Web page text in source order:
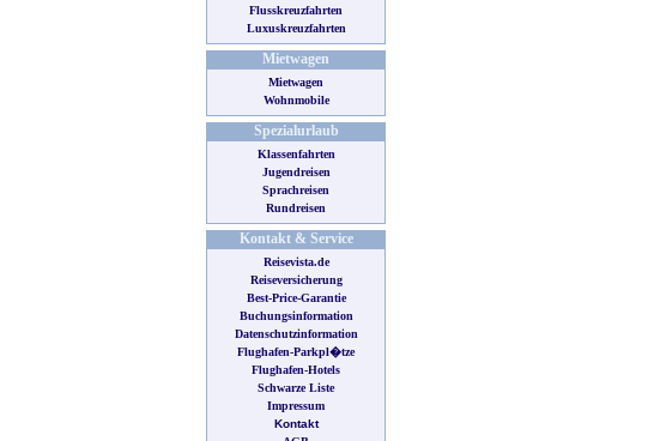
Flusskreuzfahrten
Luxuskreuzfahrten
Mietwagen
Mietwagen
Wohnmobile
Spezialurlaub
Klassenfahrten
Jugendreisen
Sprachreisen
Rundreisen
Kontakt & Service
Reisevista.de
Reiseversicherung
Best-Price-Garantie
Buchungsinformation
Datenschutzinformation
Flughafen-Parkpl�tze
Flughafen-Hotels
Schwarze Liste
Impressum
Kontakt